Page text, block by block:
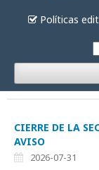
Políticas
CIERRE DE LA
AVISO
2026-07-31